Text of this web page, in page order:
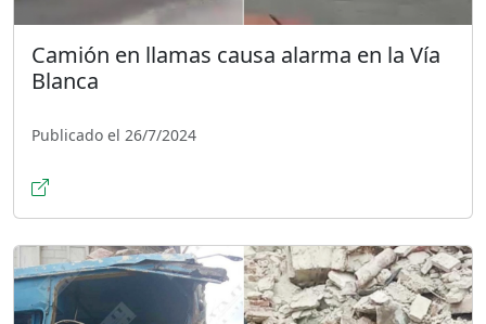
Camión en llamas causa alarma en la Vía
Blanca
Publicado el 26/7/2024